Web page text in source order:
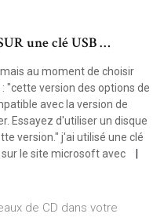
une clé USB …
au moment de choisir
"cette version des options de
avec la version de
Essayez d'utiliser un disque
version." j'ai utilisé une clé
le site microsoft avec
de CD dans votre